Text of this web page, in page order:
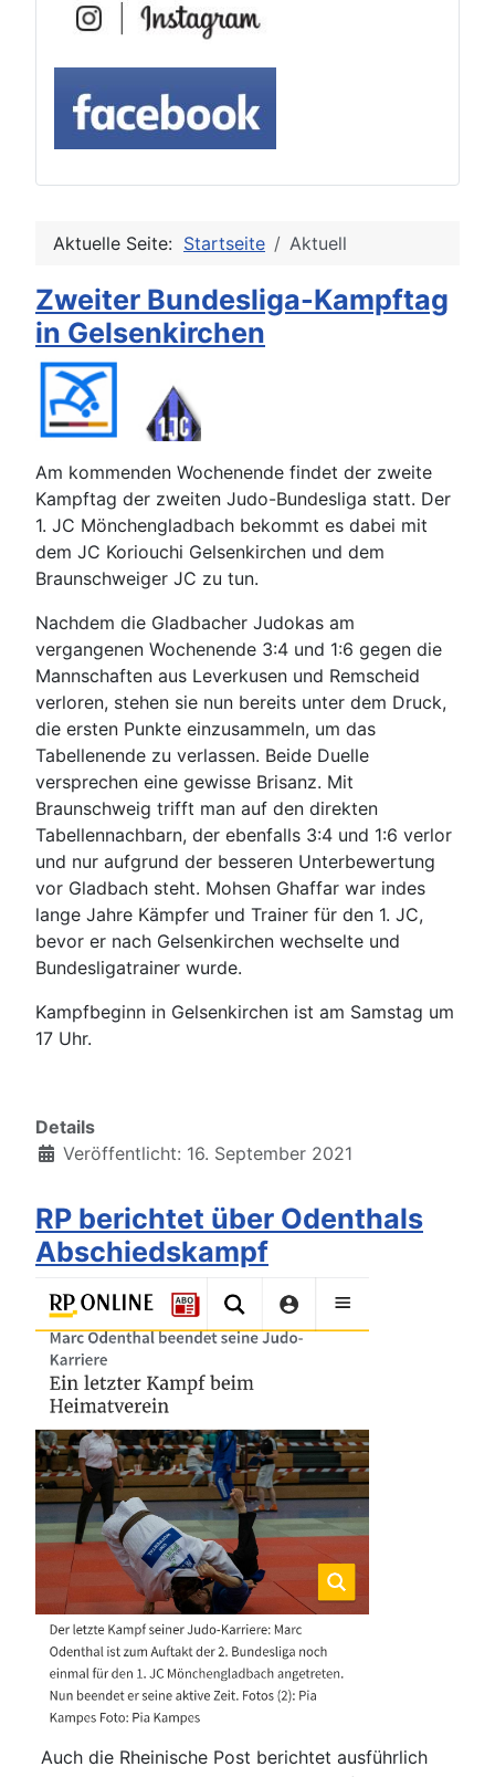
Aktuelle Seite: Startseite Aktuell
Zweiter Bundesliga-Kampftag
in Gelsenkirchen
Am kommenden Wochenende findet der zweite
Kampftag der zweiten Judo-Bundesliga statt. Der
1. JC Mönchengladbach bekommt es dabei mit
dem JC Koriouchi Gelsenkirchen und dem
Braunschweiger JC zu tun.
Nachdem die Gladbacher Judokas am
vergangenen Wochenende 3:4 und 1:6 gegen die
Mannschaften aus Leverkusen und Remscheid
verloren, stehen sie nun bereits unter dem Druck,
die ersten Punkte einzusammeln, um das
Tabellenende zu verlassen. Beide Duelle
versprechen eine gewisse Brisanz. Mit
Braunschweig trifft man auf den direkten
Tabellennachbarn, der ebenfalls 3:4 und 1:6 verlor
und nur aufgrund der besseren Unterbewertung
vor Gladbach steht. Mohsen Ghaffar war indes
lange Jahre Kämpfer und Trainer für den 1. JC,
bevor er nach Gelsenkirchen wechselte und
Bundesligatrainer wurde.
Kampfbeginn in Gelsenkirchen ist am Samstag um
17 Uhr.
Details
Veröffentlicht: 16. September 2021
RP berichtet über Odenthals
Abschiedskampf
Auch die Rheinische Post berichtet ausführlich